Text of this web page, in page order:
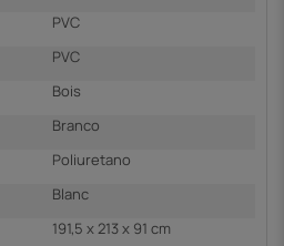
PVC
PVC
Bois
Branco
Poliuretano
Blanc
191,5 x 213 x 91 cm